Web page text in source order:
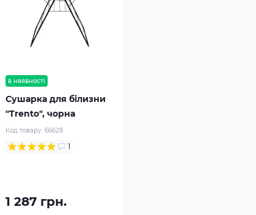
в наявності
Сушарка для білизни
"Trento", чорна
Код товару: 66628
1
1 287 грн.